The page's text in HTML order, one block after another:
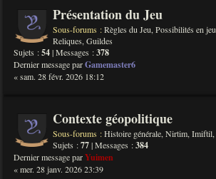
Présentation du Jeu
Sous-forums :Règles du Jeu, Possibilités en jeu
Reliques, Guildes
Sujets :54| Messages :378
Dernier message parGamemaster6
« sam. 28 févr. 2026 18:12
Contexte géopolitique
Sous-forums :Histoire générale, Nirtim, Imiftil,
Sujets :77| Messages :384
Dernier message parYuimen
« mer. 28 janv. 2026 23:39